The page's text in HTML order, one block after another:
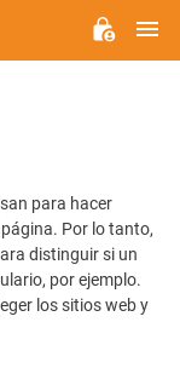
para hacer
Por lo tanto,
distinguir si un
por ejemplo.
los sitios web y